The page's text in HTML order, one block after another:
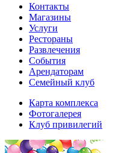
Контакты
Магазины
Услуги
Рестораны
Развлечения
События
Арендаторам
Семейный клуб
Карта комплекса
Фотогалерея
Клуб привилегий